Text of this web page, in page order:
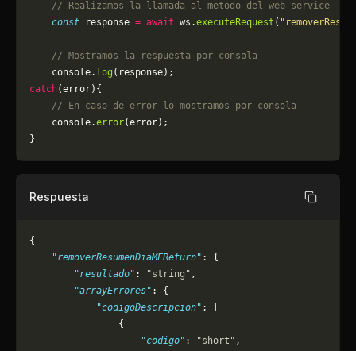
    // Realizamos la llamada al metodo del web service
    const
response = await ws.executeRequest (
    // Mostramos la respuesta por consola
    console.
log (response);
catch(error){
    // En caso de error lo mostramos por consola
	console.
error(error);
}
Respuesta Copiar
{
    "removerResumenDiaMEReturn"
: {
        "resultado"
: "string" ,
        "arrayErrores"
: {
            "codigoDescripcion"
: [
                {
                    "codigo"
: "short" ,